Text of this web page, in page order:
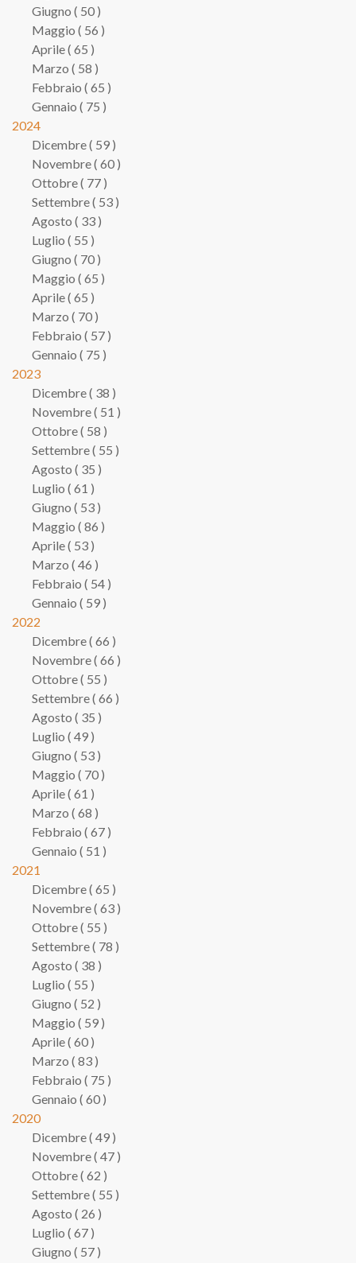
Giugno ( 50 )
Maggio ( 56 )
Aprile ( 65 )
Marzo ( 58 )
Febbraio ( 65 )
Gennaio ( 75 )
2024
Dicembre ( 59 )
Novembre ( 60 )
Ottobre ( 77 )
Settembre ( 53 )
Agosto ( 33 )
Luglio ( 55 )
Giugno ( 70 )
Maggio ( 65 )
Aprile ( 65 )
Marzo ( 70 )
Febbraio ( 57 )
Gennaio ( 75 )
2023
Dicembre ( 38 )
Novembre ( 51 )
Ottobre ( 58 )
Settembre ( 55 )
Agosto ( 35 )
Luglio ( 61 )
Giugno ( 53 )
Maggio ( 86 )
Aprile ( 53 )
Marzo ( 46 )
Febbraio ( 54 )
Gennaio ( 59 )
2022
Dicembre ( 66 )
Novembre ( 66 )
Ottobre ( 55 )
Settembre ( 66 )
Agosto ( 35 )
Luglio ( 49 )
Giugno ( 53 )
Maggio ( 70 )
Aprile ( 61 )
Marzo ( 68 )
Febbraio ( 67 )
Gennaio ( 51 )
2021
Dicembre ( 65 )
Novembre ( 63 )
Ottobre ( 55 )
Settembre ( 78 )
Agosto ( 38 )
Luglio ( 55 )
Giugno ( 52 )
Maggio ( 59 )
Aprile ( 60 )
Marzo ( 83 )
Febbraio ( 75 )
Gennaio ( 60 )
2020
Dicembre ( 49 )
Novembre ( 47 )
Ottobre ( 62 )
Settembre ( 55 )
Agosto ( 26 )
Luglio ( 67 )
Giugno ( 57 )